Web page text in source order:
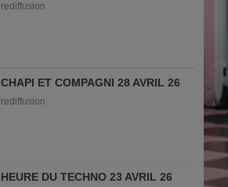
rediffusion
CHAPI ET COMPAGNI 28 AVRIL 26
rediffusion
HEURE DU TECHNO 23 AVRIL 26